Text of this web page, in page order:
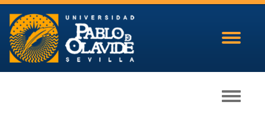
Toggle
Toggle